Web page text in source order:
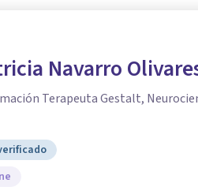
Navarro
Terapeuta Gestalt,